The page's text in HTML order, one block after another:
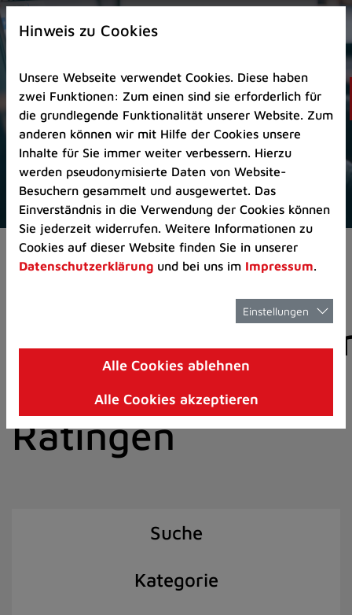
Zur
Startseite
Zum
Seitenanfang
springen
(Schnelltaste
A)
Zur
Navigation/Menü
springen
(Schnelltaste
M)
Zur
8)
I)
Pressemeldungen
der Stadt
Ratingen
Suche
Kategorie
Hinweis zu Cookies
Unsere Webseite verwendet Cookies. Diese haben
zwei Funktionen: Zum einen sind sie erforderlich für
die grundlegende Funktionalität unserer Website. Zum
anderen können wir mit Hilfe der Cookies unsere
Inhalte für Sie immer weiter verbessern. Hierzu
werden pseudonymisierte Daten von Website-
Besuchern gesammelt und ausgewertet. Das
Einverständnis in die Verwendung der Cookies können
Sie jederzeit widerrufen. Weitere Informationen zu
Cookies auf dieser Website finden Sie in unserer
Datenschutzerklärung und bei uns im Impressum.
Einstellungen
Alle Cookies ablehnen
Alle Cookies akzeptieren